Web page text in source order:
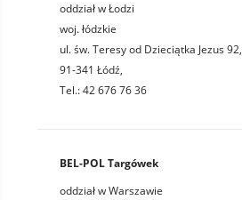
oddział w Łodzi
woj. łódzkie
ul. św. Teresy od Dzieciątka Jezus 92,
91-341 Łódź,
Tel.: 42 676 76 36
BEL-POL Targówek
oddział w Warszawie